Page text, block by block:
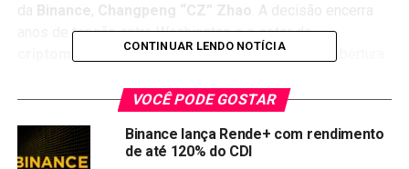
da Binance Changpeng “CZ” Zhao
. A decisão encerra
anos de tensão entre Washington e o setor de
, além de indicar um novo ciclo de abertura
Wall Street Journal, que revelou o caso nesta
quinta-feira (23), o perdão foi confirmado por fontes
próximas à Casa Branca. A notícia rapidamente se
CONTINUAR LENDO NOTÍCIA
VOCÊ PODE GOSTAR
Binance lança Rende+ com rendimento
de até 120% do CDI